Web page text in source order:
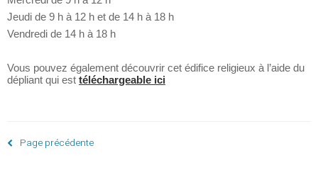
Jeudi de 9 h à 12 h et de 14 h à 18 h
Vendredi de 14 h à 18 h
Vous pouvez également découvrir cet édifice religieux à l’aide du
dépliant qui est téléchargeable ici
Page précédente